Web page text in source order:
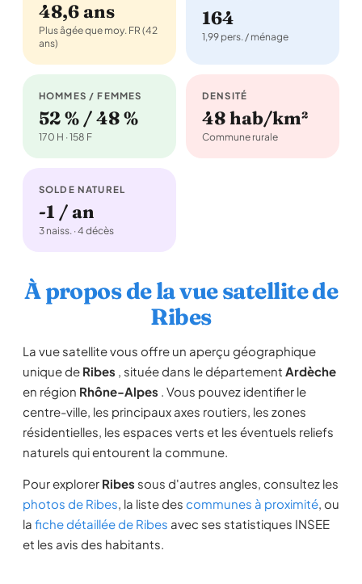
48,6 ans
Plus âgée que moy. FR (42
ans)
164
1,99 pers. / ménage
HOMMES / FEMMES
52 % / 48 %
170 H · 158 F
DENSITÉ
48 hab/km²
Commune rurale
SOLDE NATUREL
-1 / an
3 naiss. · 4 décès
À propos de la vue satellite de
Ribes
La vue satellite vous offre un aperçu géographique
unique de Ribes , située dans le département Ardèche
en région Rhône-Alpes . Vous pouvez identifier le
centre-ville, les principaux axes routiers, les zones
résidentielles, les espaces verts et les éventuels reliefs
naturels qui entourent la commune.
Pour explorer Ribes sous d'autres angles, consultez les
photos de Ribes, la liste des communes à proximité, ou
la fiche détaillée de Ribes avec ses statistiques INSEE
et les avis des habitants.